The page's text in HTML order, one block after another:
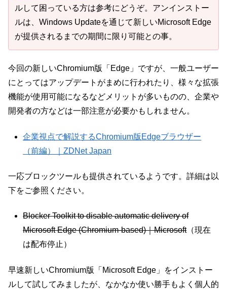
ルして困っている方は参考にどうぞ。アンインストー
ルは、Windows Updateを通じて新しいMicrosoft Edge
が提供されるまでの期間に限り可能との事。
今回の新しいChromium版「Edge」ですが、一般ユーザー
にとってはアップデートがまめに行われたり、様々な拡張
機能が使用可能になるなどメリットが多いものの、企業や
開発者の方などは一部注意が必要かもしれません。
企業視点で解説するChromium版Edgeブラウザー
（前編）｜ZDNet Japan
一応ブロックツールも提供されているようです。詳細は以
下をご参照ください。
Blocker Toolkit to disable automatic delivery of
Microsoft Edge (Chromium-based)｜Microsoft（現在
は配布停止）
早速新しいChromium版「Microsoft Edge」をインストー
ルして試してみましたが、なかなか使い勝手もよく個人的